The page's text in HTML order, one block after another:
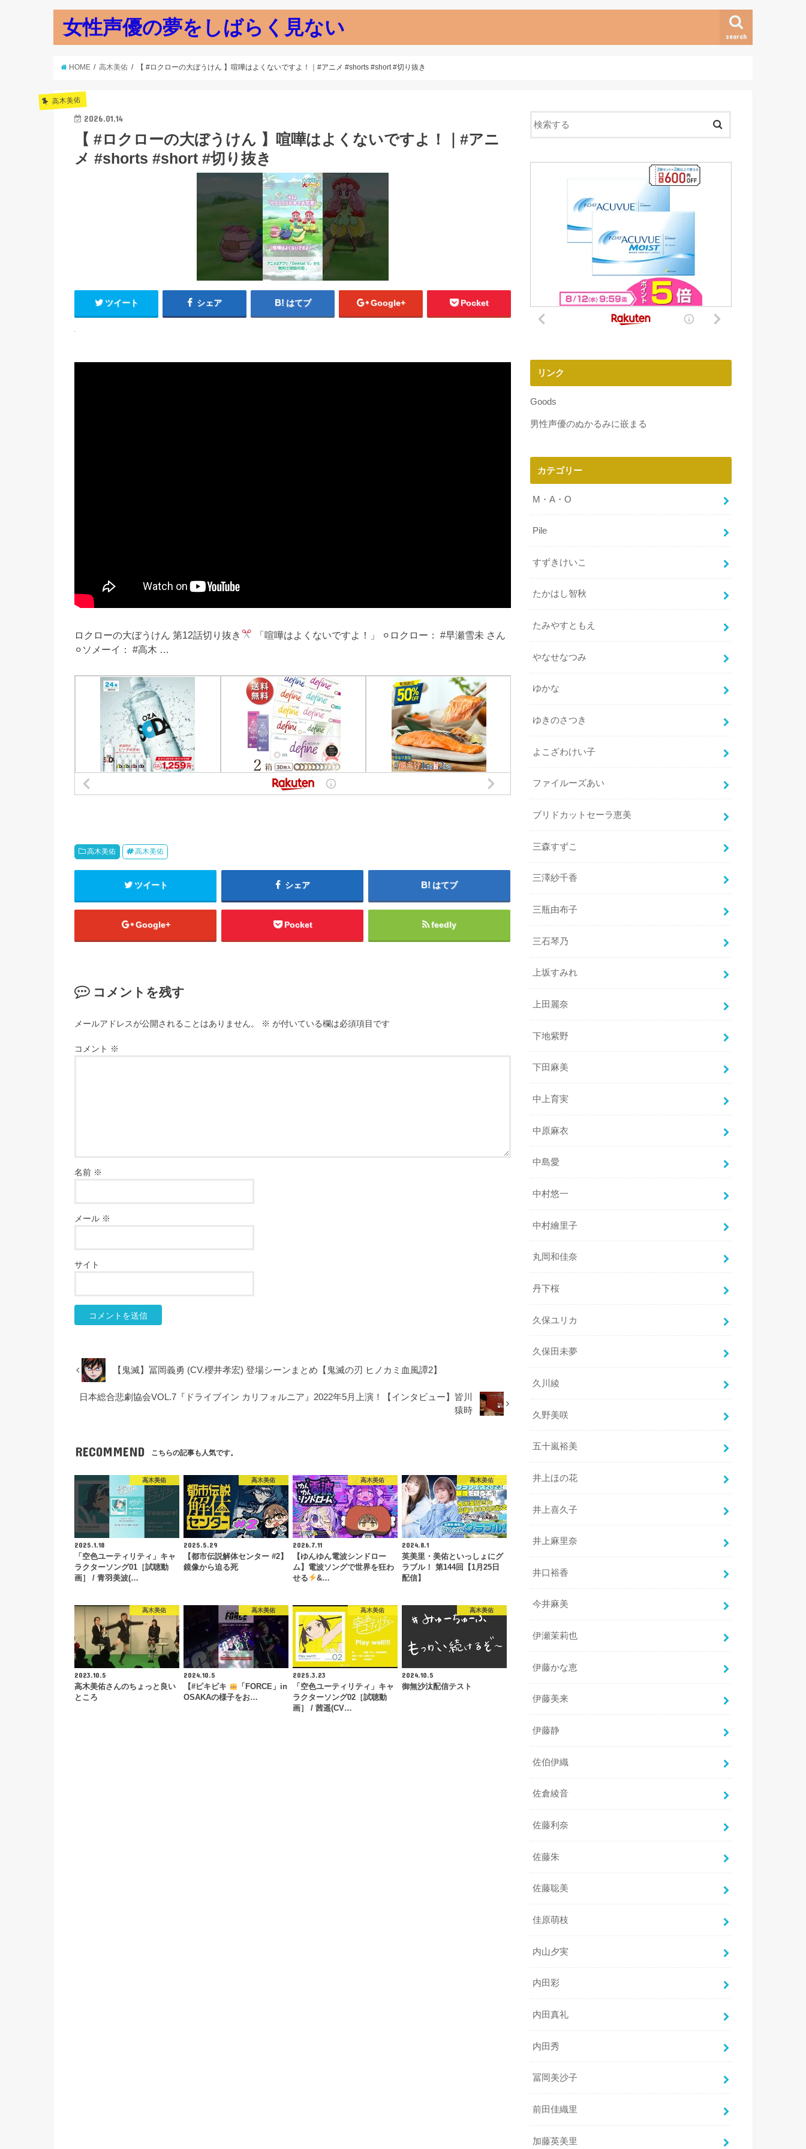
女性声優の夢をしばらく見ない search
HOME 高木美佑 【 #ロクローの大ぼうけん 】喧嘩はよくないですよ！｜#アニメ #shorts #short #切り抜き
高木美佑
2026.01.14
【 #ロクローの大ぼうけん 】喧嘩はよくないですよ！｜#アニ
メ #shorts #short #切り抜き
ツイート シェア はてブ Google+ Pocket
ロクローの大ぼうけん 第12話切り抜き
「喧嘩はよくないですよ！」 ⚪︎ロクロー： #早瀬雪未 さん
⚪︎ソメーイ： #高木 …
高木美佑 高木美佑
ツイート シェア はてブ
Google+ Pocket feedly
コメントを残す
メールアドレスが公開されることはありません。 ※ が付いている欄は必須項目です
コメント ※
名前 ※
メール ※
サイト
【鬼滅】冨岡義勇 (CV.櫻井孝宏) 登場シーンまとめ【鬼滅の刃 ヒノカミ血風譚2】
日本総合悲劇協会VOL.7『ドライブイン カリフォルニア』2022年5月上演！【インタビュー】皆川
猿時
RECOMMEND こちらの記事も人気です。
高木美佑
2025.1.18
「空色ユーティリティ」キャ
ラクターソング01［試聴動
画］ / 青羽美波(…
高木美佑
2025.5.29
【都市伝説解体センター #2】
鏡像から迫る死
高木美佑
2026.7.11
【ゆんゆん電波シンドロー
ム】電波ソングで世界を狂わ
せる
&…
高木美佑
2024.8.1
英美里・美佑といっしょにグ
ラブル！ 第144回【1月25日
配信】
高木美佑
2023.10.5
高木美佑さんのちょっと良い
ところ
高木美佑
2024.10.5
【#ピキピキ
「FORCE」in
OSAKAの様子をお…
高木美佑
2025.3.23
「空色ユーティリティ」キャ
ラクターソング02［試聴動
画］ / 茜遥(CV…
高木美佑
2024.10.5
御無沙汰配信テスト
リンク
Goods
男性声優のぬかるみに嵌まる
カテゴリー
M・A・O
Pile
すずきけいこ
たかはし智秋
たみやすともえ
やなせなつみ
ゆかな
ゆきのさつき
よこざわけい子
ファイルーズあい
ブリドカットセーラ恵美
三森すずこ
三澤紗千香
三瓶由布子
三石琴乃
上坂すみれ
上田麗奈
下地紫野
下田麻美
中上育実
中原麻衣
中島愛
中村悠一
中村繪里子
丸岡和佳奈
丹下桜
久保ユリカ
久保田未夢
久川綾
久野美咲
五十嵐裕美
井上ほの花
井上喜久子
井上麻里奈
井口裕香
今井麻美
伊瀬茉莉也
伊藤かな恵
伊藤美来
伊藤静
佐伯伊織
佐倉綾音
佐藤利奈
佐藤朱
佐藤聡美
佳原萌枝
内山夕実
内田彩
内田真礼
内田秀
冨岡美沙子
前田佳織里
加藤英美里